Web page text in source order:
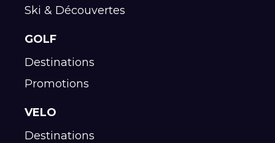
Ski & Découvertes
GOLF
Destinations
Promotions
VELO
Destinations